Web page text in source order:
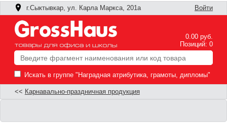
г.Сыктывкар, ул. Карла Маркса, 201а Войти
0.00 руб.
Позиций: 0
Искать в группе "Наградная атрибутика, грамоты, дипломы"
<< Карнавально-праздничная продукция